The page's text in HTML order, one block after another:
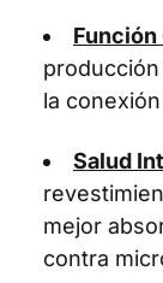
Función
la
Salud
mejor
contra